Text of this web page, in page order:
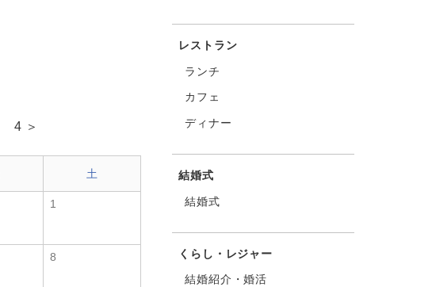
4 ＞
土
1
8
レストラン
ランチ
カフェ
ディナー
結婚式
結婚式
くらし・レジャー
結婚紹介・婚活